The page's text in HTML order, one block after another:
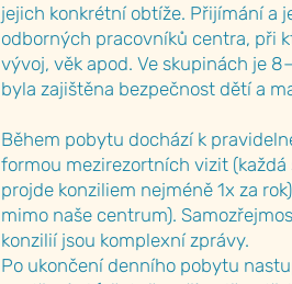
jejich konkrétní obtíže. Přijímání a
odborných pracovníků centra, při
vývoj, věk apod. Ve skupinách je
byla zajištěna bezpečnost dětí a
Během pobytu dochází k
formou mezirezortních vizit
projde konziliem nejméně 1x za
mimo naše centrum).
konzilií jsou komplexní zprávy.
Po ukončení denního pobytu